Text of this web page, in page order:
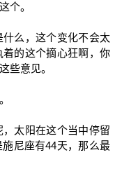
个。
么，这个变化不会太
的这个摘心狂啊，你
些意见。
太阳在这个当中停留
尼座有44天，那么最